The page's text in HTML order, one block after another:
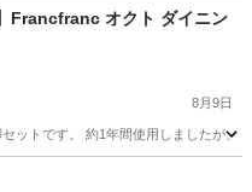
Francfranc オクト ダイニン
8月9日
ットです。 約1年間使用しましたが